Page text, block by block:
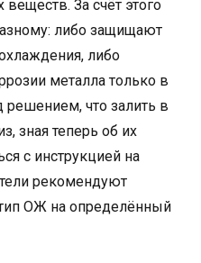
веществ. За счёт этого
либо защищают
либо
металла только в
решением, что залить в
зная теперь об их
с инструкцией на
рекомендуют
ОЖ на определённый